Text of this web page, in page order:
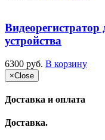
устройства
6300 руб. В корзину
×Close
Доставка и оплата
Доставка.